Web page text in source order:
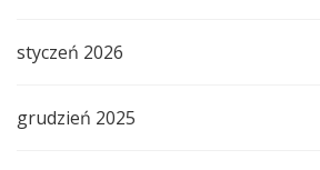
styczeń 2026
grudzień 2025